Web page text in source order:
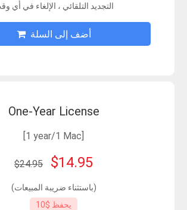
التجديد التلقائي ، الإلغاء في أي
أضف إلى السلة
One-Year License
[1 year/1 Mac]
$24.95 $14.95
(باستثناء ضريبة المبيعات)
يحفظ $10